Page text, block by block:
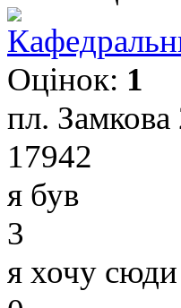
Оцінок: 1
пл.
17942
я був
3
я хочу сюди